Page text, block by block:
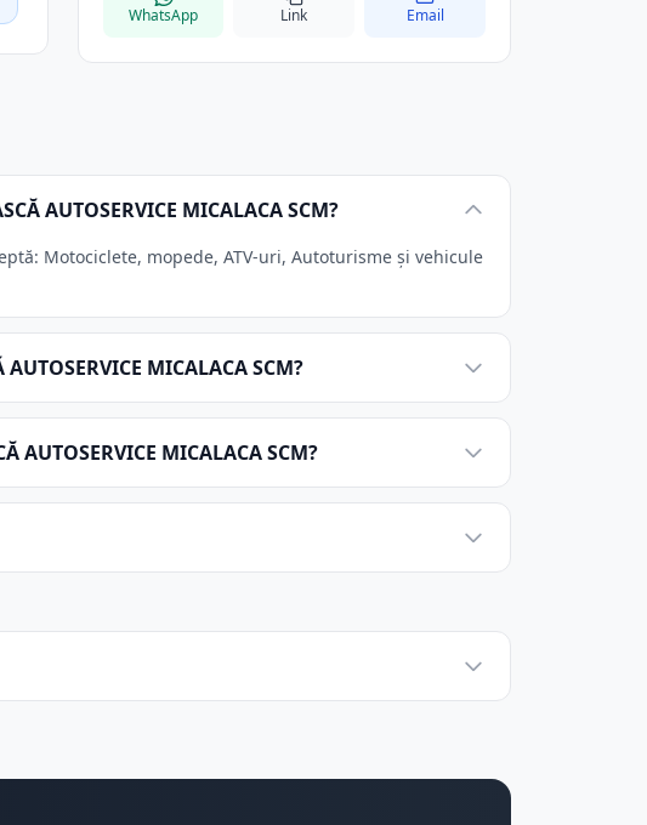
WhatsApp Link Email
AUTOSERVICE MICALACA SCM?
Motociclete, mopede, ATV-uri, Autoturisme și vehicule
MICALACA SCM?
AUTOSERVICE MICALACA SCM?